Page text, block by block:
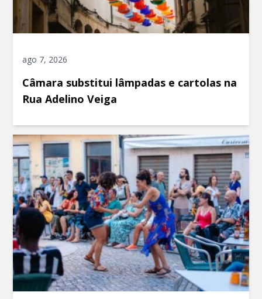
ago 7, 2026
Câmara substitui lâmpadas e cartolas na
Rua Adelino Veiga